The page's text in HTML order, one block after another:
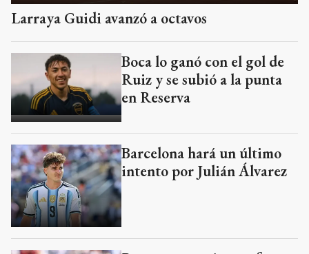
Larraya Guidi avanzó a octavos
Boca lo ganó con el gol de
Ruiz y se subió a la punta
en Reserva
Barcelona hará un último
intento por Julián Álvarez